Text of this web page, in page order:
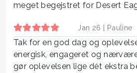
meget begejstret for Desert
Jan 26 | Pauline
Tak for en god dag og
energisk, engageret og
gør oplevelsen lige dét ekstra